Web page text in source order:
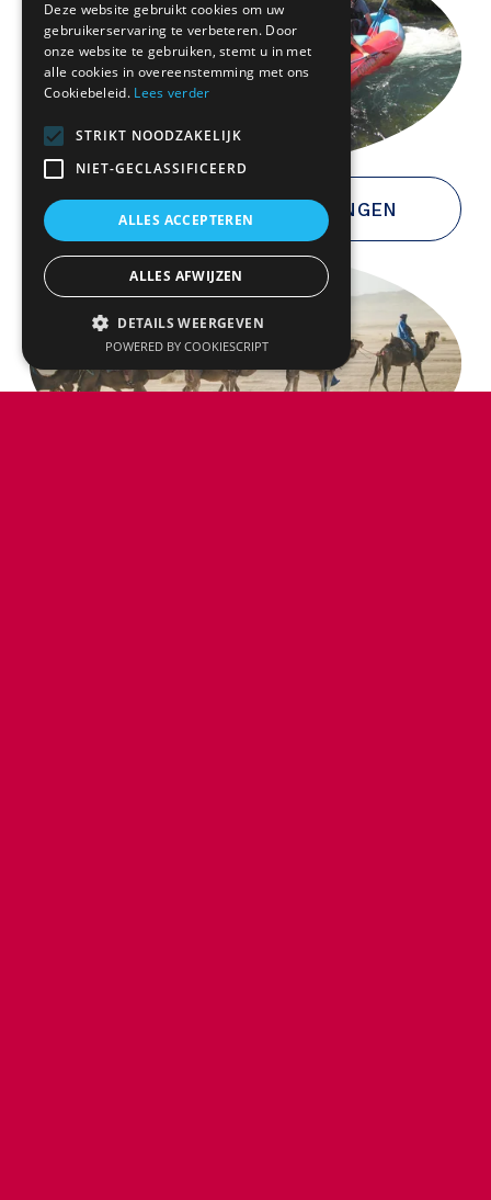
SPORTCLUBS & VERENIGINGEN
Deze website gebruikt cookies om uw
gebruikerservaring te verbeteren. Door
onze website te gebruiken, stemt u in met
alle cookies in overeenstemming met ons
Cookiebeleid. Lees verder
STRIKT NOODZAKELIJK
NIET-GECLASSIFICEERD
ALLES ACCEPTEREN
ALLES AFWIJZEN
DETAILS WEERGEVEN
POWERED BY COOKIESCRIPT